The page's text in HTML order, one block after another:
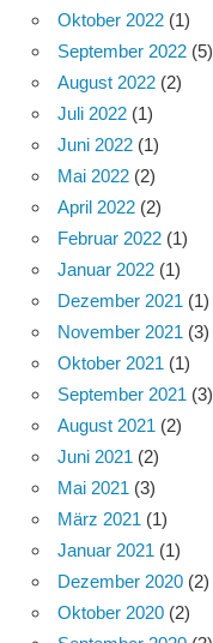
Oktober 2022 (1)
September 2022 (5)
August 2022 (2)
Juli 2022 (1)
Juni 2022 (1)
Mai 2022 (2)
April 2022 (2)
Februar 2022 (1)
Januar 2022 (1)
Dezember 2021 (1)
November 2021 (3)
Oktober 2021 (1)
September 2021 (3)
August 2021 (2)
Juni 2021 (2)
Mai 2021 (3)
März 2021 (1)
Januar 2021 (1)
Dezember 2020 (2)
Oktober 2020 (2)